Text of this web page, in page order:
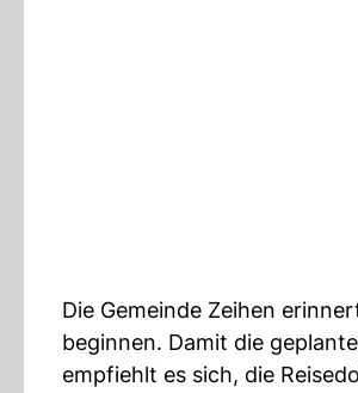
Die Gemeinde Zeihen
beginnen. Damit die
empfiehlt es sich, die